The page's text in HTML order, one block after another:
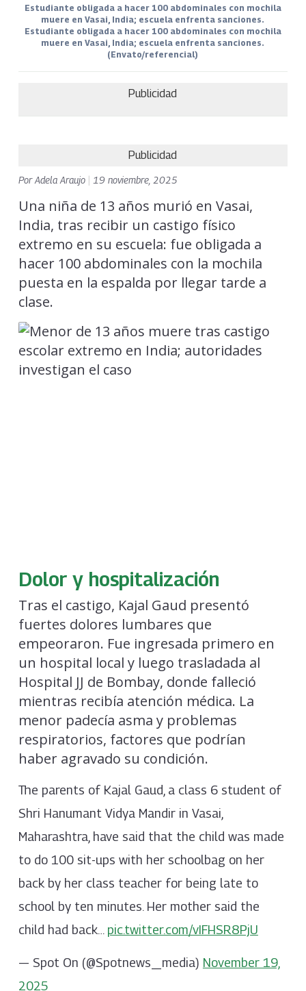
Estudiante obligada a hacer 100 abdominales con mochila
muere en Vasai, India; escuela enfrenta sanciones.
Estudiante obligada a hacer 100 abdominales con mochila
muere en Vasai, India; escuela enfrenta sanciones.
(Envato/referencial)
Publicidad
Publicidad
PorAdela Araujo 19 noviembre, 2025
Una niña de 13 años murió en Vasai,
India, tras recibir un castigo físico
extremo en su escuela: fue obligada a
hacer 100 abdominales con la mochila
puesta en la espalda por llegar tarde a
clase.
Dolor y hospitalización
Tras el castigo, Kajal Gaud presentó
fuertes dolores lumbares que
empeoraron. Fue ingresada primero en
un hospital local y luego trasladada al
Hospital JJ de Bombay, donde falleció
mientras recibía atención médica. La
menor padecía asma y problemas
respiratorios, factores que podrían
haber agravado su condición.
The parents of Kajal Gaud, a class 6 student of
Shri Hanumant Vidya Mandir in Vasai,
Maharashtra, have said that the child was made
to do 100 sit-ups with her schoolbag on her
back by her class teacher for being late to
school by ten minutes. Her mother said the
child had back… pic.twitter.com/vIFHSR8PjU
— Spot On (@Spotnews_media) November 19,
2025